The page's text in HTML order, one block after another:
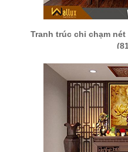
Tranh trúc chỉ chạm nét